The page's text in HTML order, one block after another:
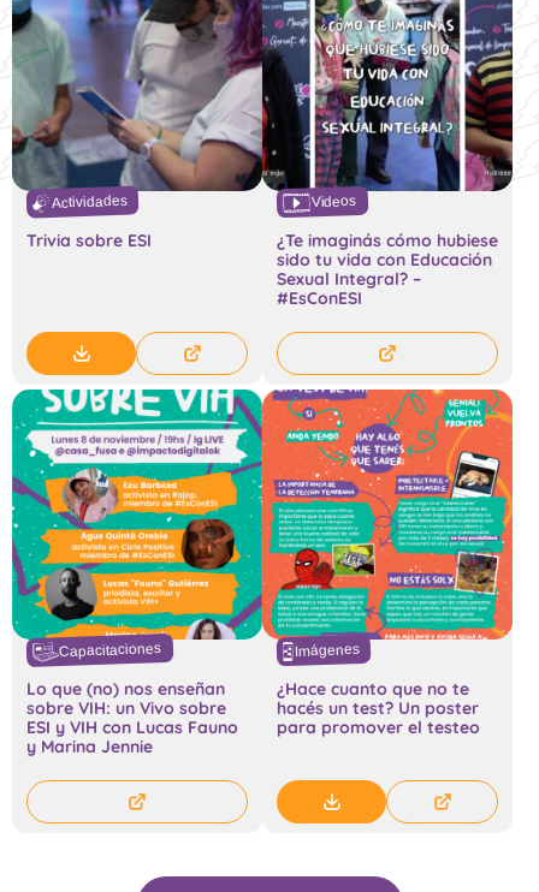
Actividades
Trivia sobre ESI
Videos
¿Te imaginás cómo hubiese
sido tu vida con Educación
Sexual Integral? –
#EsConESI
Capacitaciones
Lo que (no) nos enseñan
sobre VIH: un Vivo sobre
ESI y VIH con Lucas Fauno
y Marina Jennie
Imágenes
¿Hace cuanto que no te
hacés un test? Un poster
para promover el testeo